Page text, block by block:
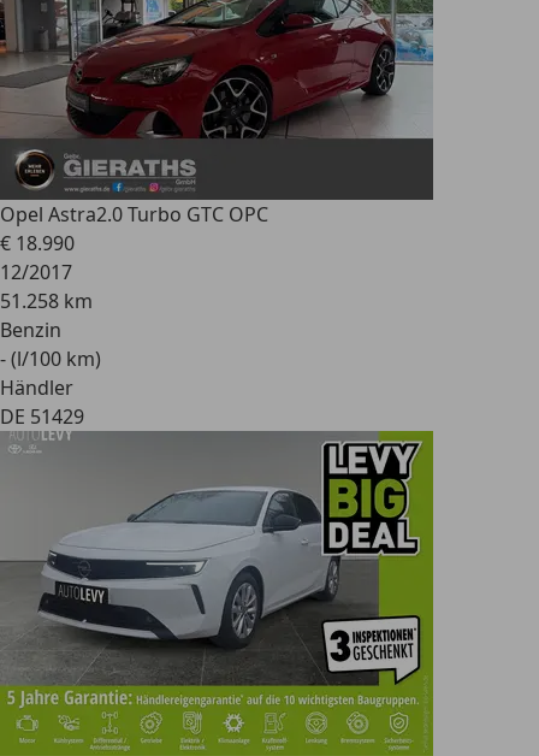
Opel Astra2.0 Turbo GTC OPC
€ 18.990
12/2017
51.258 km
Benzin
- (l/100 km)
Händler
DE 51429